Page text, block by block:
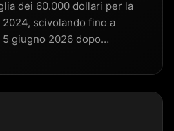
dei 60.000 dollari per la
scivolando fino a
giugno 2026 dopo…